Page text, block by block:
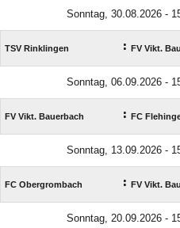
Sonntag, 30.08.2026 -
TSV Rinklingen : FV Vikt.
Sonntag, 06.09.2026 -
FV Vikt. Bauerbach : FC
Sonntag, 13.09.2026 -
FC Obergrombach : FV Vikt.
Sonntag, 20.09.2026 -